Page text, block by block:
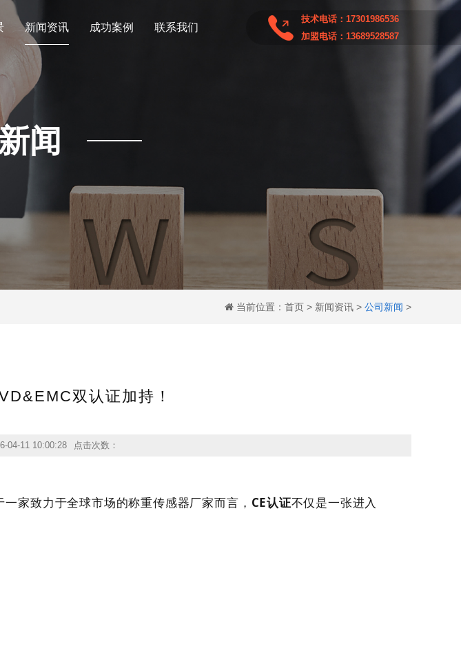
新闻资讯 成功案例 联系我们
技术电话：17301986536
加盟电话：13689528587
闻
当前位置： 首页 > 新闻资讯 > 公司新闻 >
双认证加持！
04-11 10:00:28 点击次数：
家致力于全球市场的称重传感器厂家而言， CE认证不仅是一张进入